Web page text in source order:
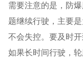
需要注意的是，防
题继续行驶，主要
不会失控。要及时
如果长时间行驶，